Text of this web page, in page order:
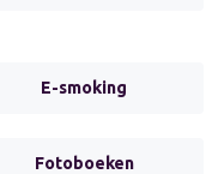
E-smoking
Fotoboeken